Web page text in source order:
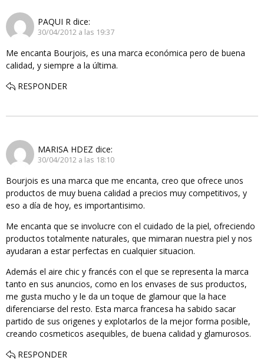
PAQUI R dice:
30/04/2012 a las 19:37
Me encanta Bourjois, es una marca económica pero de buena
calidad, y siempre a la última.
RESPONDER
MARISA HDEZ dice:
30/04/2012 a las 18:10
Bourjois es una marca que me encanta, creo que ofrece unos
productos de muy buena calidad a precios muy competitivos, y
eso a día de hoy, es importantisimo.
Me encanta que se involucre con el cuidado de la piel, ofreciendo
productos totalmente naturales, que mimaran nuestra piel y nos
ayudaran a estar perfectas en cualquier situacion.
Además el aire chic y francés con el que se representa la marca
tanto en sus anuncios, como en los envases de sus productos,
me gusta mucho y le da un toque de glamour que la hace
diferenciarse del resto. Esta marca francesa ha sabido sacar
partido de sus origenes y explotarlos de la mejor forma posible,
creando cosmeticos asequibles, de buena calidad y glamurosos.
RESPONDER